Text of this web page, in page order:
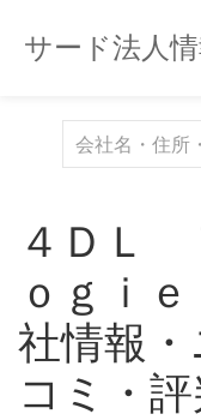
サード法人
４ＤＬ
ｏｇｉ
社情報
コミ・